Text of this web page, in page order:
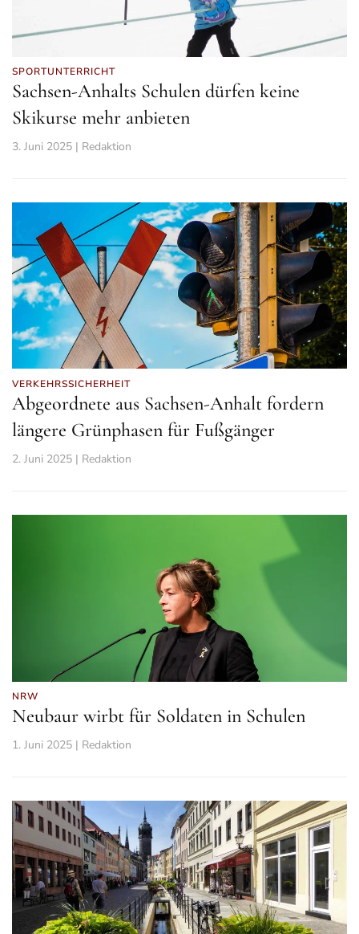
SPORTUNTERRICHT
Sachsen-Anhalts Schulen dürfen keine
Skikurse mehr anbieten
3. Juni 2025 | Redaktion
VERKEHRSSICHERHEIT
Abgeordnete aus Sachsen-Anhalt fordern
längere Grünphasen für Fußgänger
2. Juni 2025 | Redaktion
NRW
Neubaur wirbt für Soldaten in Schulen
1. Juni 2025 | Redaktion